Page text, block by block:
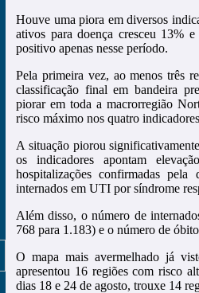
Houve uma piora em diversos
ativos para doença cresceu 13%
positivo apenas nesse período.
Pela primeira vez, ao menos três
classificação final em bandeira
piorar em toda a macrorregião
risco máximo nos quatro
A situação piorou
os indicadores apontam
hospitalizações confirmadas
internados em UTI por síndrome
Além disso, o número de
768 para 1.183) e o número de
O mapa mais avermelhado já
apresentou 16 regiões com risco
dias 18 e 24 de agosto, trouxe 14